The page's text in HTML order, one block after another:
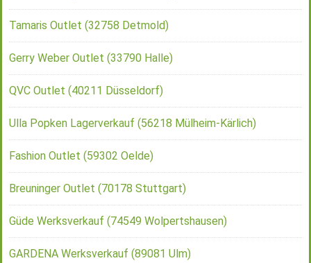
Tamaris Outlet (32758 Detmold)
Gerry Weber Outlet (33790 Halle)
QVC Outlet (40211 Düsseldorf)
Ulla Popken Lagerverkauf (56218 Mülheim-Kärlich)
Fashion Outlet (59302 Oelde)
Breuninger Outlet (70178 Stuttgart)
Güde Werksverkauf (74549 Wolpertshausen)
GARDENA Werksverkauf (89081 Ulm)